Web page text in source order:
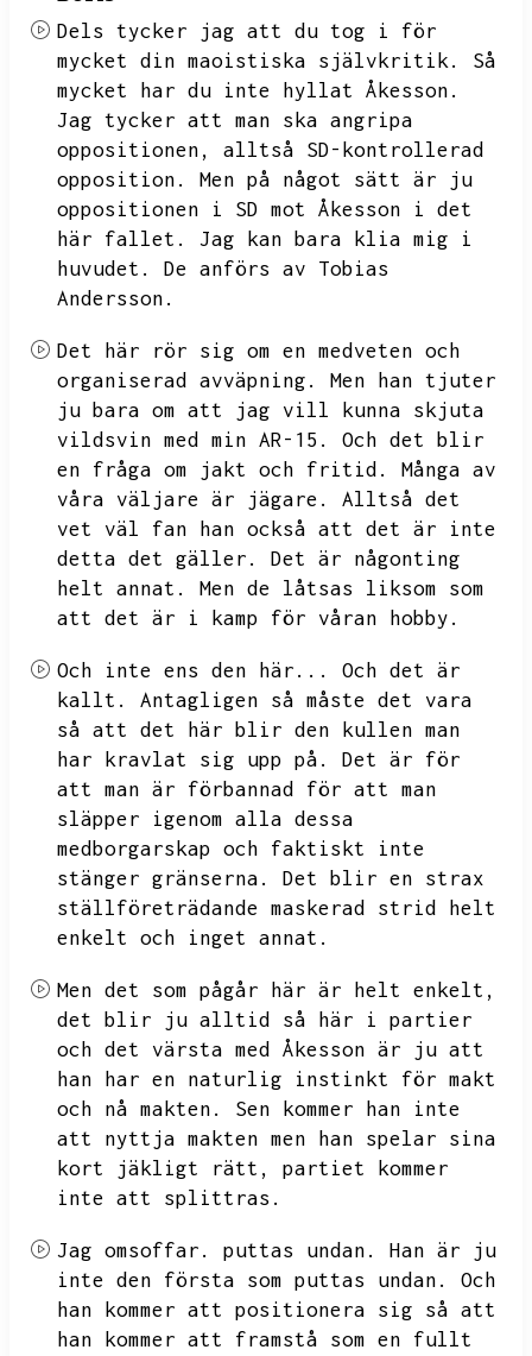
Dels tycker jag att du tog i för
mycket din maoistiska självkritik.
Så
mycket har du inte hyllat Åkesson.
Jag tycker att man ska angripa
oppositionen,
alltså SD-kontrollerad
opposition.
Men på något sätt är ju
oppositionen i SD mot Åkesson i det
här fallet.
Jag kan bara klia mig i
huvudet.
De anförs av Tobias
Andersson.
Det här rör sig om en medveten och
organiserad avväpning.
Men han tjuter
ju bara om att jag vill kunna skjuta
vildsvin med min AR-15.
Och det blir
en fråga om jakt och fritid.
Många av
våra väljare är jägare.
Alltså det
vet väl fan han också att det är inte
detta det gäller.
Det är någonting
helt annat.
Men de låtsas liksom som
att det är i kamp för våran hobby.
Och inte ens den här...
Och det är
kallt.
Antagligen så måste det vara
så att det här blir den kullen man
har kravlat sig upp på.
Det är för
att man är förbannad för att man
släpper igenom alla dessa
medborgarskap och faktiskt inte
stänger gränserna.
Det blir en strax
ställföreträdande maskerad strid helt
enkelt och inget annat.
Men det som pågår här är helt enkelt,
det blir ju alltid så här i partier
och det värsta med Åkesson är ju att
han har en naturlig instinkt för makt
och nå makten.
Sen kommer han inte
att nyttja makten men han spelar sina
kort jäkligt rätt,
partiet kommer
inte att splittras.
Jag omsoffar. puttas undan.
Han är ju
inte den första som puttas undan.
Och
han kommer att positionera sig så att
han kommer att framstå som en fullt